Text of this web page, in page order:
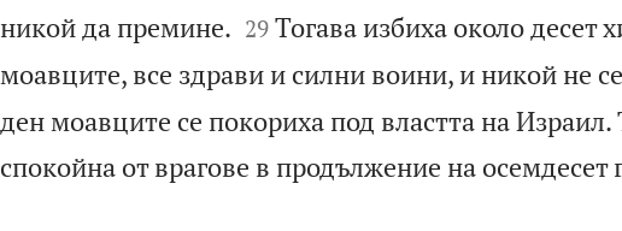
никой да премине.
29 Тогава избиха около десет
моавците, все здрави и силни воини, и никой не
ден моавците се покориха под властта на
спокойна от врагове в продължение на осемдесет